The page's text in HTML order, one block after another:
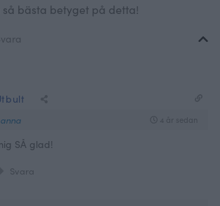
så bästa betyget på detta!
4 år sedan
SÅ glad!
Svara